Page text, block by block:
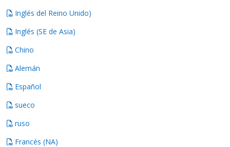
Inglés del Reino Unido)
Inglés (SE de Asia)
Chino
Alemán
Español
sueco
ruso
Francés (NA)